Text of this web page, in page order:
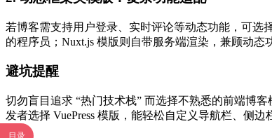
目录
若博客需支持用户登录、实时评论等动态功能，可选
的程序员；Nuxt.js 模版则自带服务端渲染，兼顾动态
避坑提醒
切勿盲目追求 “热门技术栈” 而选择不熟悉的前端博
发者选择 VuePress 模版，能轻松自定义导航栏、侧边